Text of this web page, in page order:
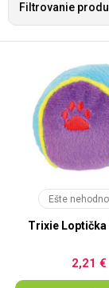
Filtrovanie
Ešte
Trixie Loptička
2,21 €